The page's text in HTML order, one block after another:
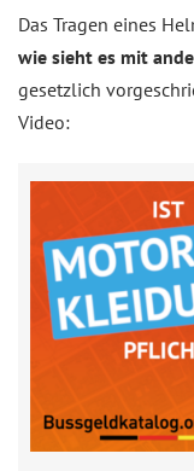
Das Tragen eines
wie sieht es mit
gesetzlich
Video: